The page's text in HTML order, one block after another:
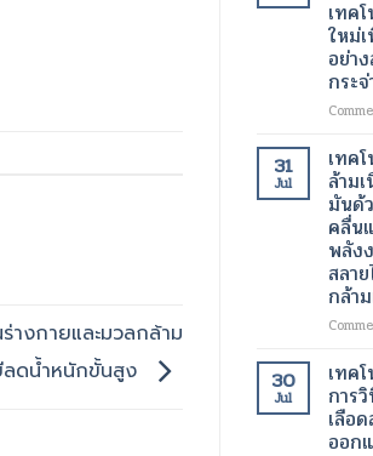
างกายและมวลกล้าม
ลดน้ำหนักขั้นสูง
เทค
ใหม่
อย่า
กระ
31
Jul
เทค
ล้าม
มันด้
คลื่น
พลัง
สลา
กล้า
30
Jul
เทค
การ
เลือ
ออก